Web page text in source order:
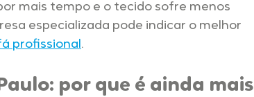
mais tempo e o tecido sofre menos
especializada pode indicar o melhor
profissional.
por que é ainda mais